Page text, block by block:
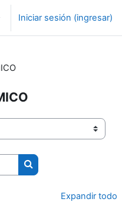
Iniciar sesión (ingresar)
Buscar cursos
Expandir todo